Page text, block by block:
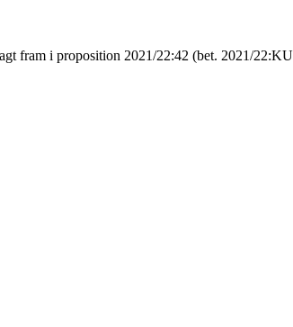
fram i proposition 2021/22:42 (bet. 2021/